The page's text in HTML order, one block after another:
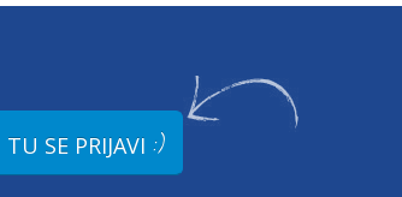
TU SE PRIJAVI :)